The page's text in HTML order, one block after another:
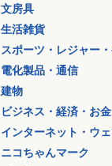
文房具
生活雑貨
スポーツ・レジャー
電化製品・通信
建物
ビジネス・経済・お金
インターネット・ウ
ニコちゃんマーク